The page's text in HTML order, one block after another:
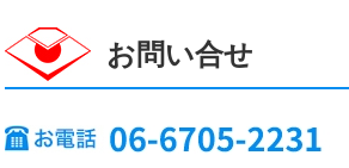
お問い合せ